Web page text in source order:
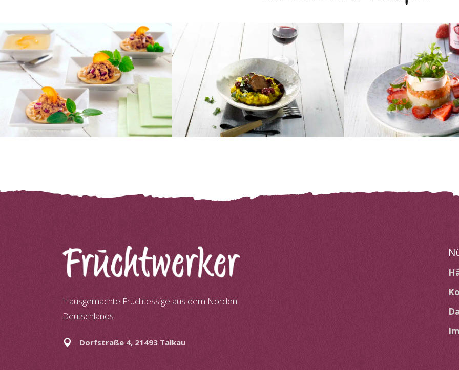
Thunfisch-Creme
Geschmorte Rinderbäckchen mit
Kirschessig und Risotto Milanese
Spargelsalat mit
Erdbeeren und
Reduktion
Hausgemachte Fruchtessige aus dem Norden
Deutschlands
Dorfstraße 4, 21493 Talkau